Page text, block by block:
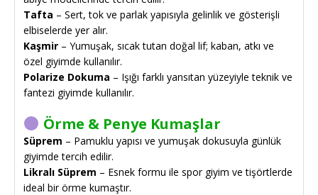
Tafta – Sert, tok ve parlak yapısıyla gelinlik ve gösterişli
elbiselerde yer alır.
Kaşmir – Yumuşak, sıcak tutan doğal lif; kaban, atkı ve
özel giyimde kullanılır.
Polarize Dokuma – Işığı farklı yansıtan yüzeyiyle teknik ve
fantezi giyimde kullanılır.
Örme & Penye Kumaşlar
Süprem – Pamuklu yapısı ve yumuşak dokusuyla günlük
giyimde tercih edilir.
Likralı Süprem – Esnek formu ile spor giyim ve tişörtlerde
ideal bir örme kumaştır.